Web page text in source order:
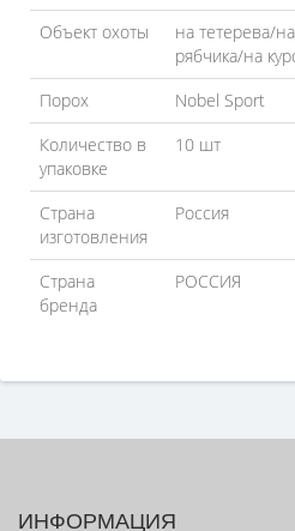
Объект охоты
на тетерева/
рябчика/на
Порох
Nobel Sport
Количество в
упаковке
10 шт
Страна
изготовления
Россия
Страна
бренда
РОССИЯ
ИНФОРМАЦИЯ